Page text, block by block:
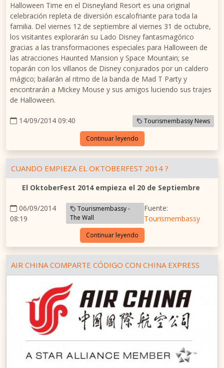
Halloween Time en el Disneyland Resort es una original
celebración repleta de diversión escalofriante para toda la
familia. Del viernes 12 de septiembre al viernes 31 de octubre,
los visitantes explorarán su Lado Disney fantasmagórico
gracias a las transformaciones especiales para Halloween de
las atracciones Haunted Mansion y Space Mountain; se
toparán con los villanos de Disney conjurados por un caldero
mágico; bailarán al ritmo de la banda de Mad T Party y
encontrarán a Mickey Mouse y sus amigos luciendo sus trajes
de Halloween.
14/09/2014 09:40 Tourismembassy News
Continuar leyendo
CUANDO EMPIEZA EL OKTOBERFEST 2014 ?
El OktoberFest 2014 empieza el 20 de Septiembre
06/09/2014
08:19
Tourismembassy -
The Wall
Fuente:
Tourismembassy
Continuar leyendo
AIR CHINA COMPARTE CÓDIGO CON CHINA EXPRESS